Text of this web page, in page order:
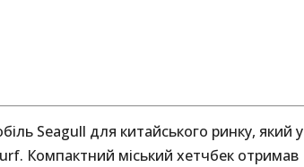
Seagull для китайського ринку, який у
Компактний міський хетчбек отримав